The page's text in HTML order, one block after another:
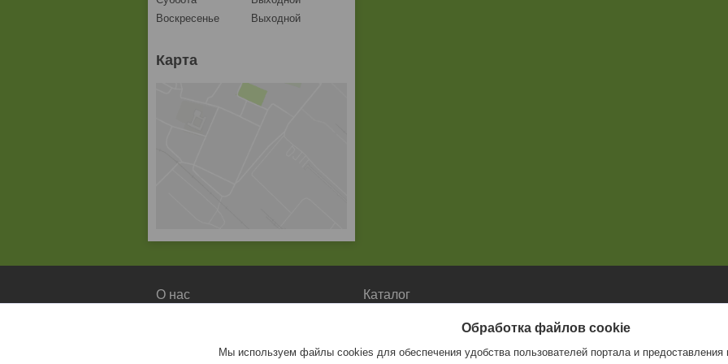
Воскресенье
Выходной
Карта
О нас Каталог
Обработка файлов cookie
Мы используем файлы cookies для обеспечения удобства пользователей портала и предоставления